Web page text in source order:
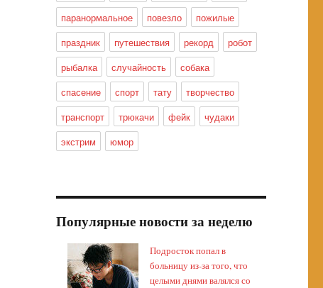
паранормальное
повезло
пожилые
праздник
путешествия рекорд
робот
рыбалка
случайность
собака
спасение
спорт тату
творчество
транспорт
трюкачи фейк
чудаки
экстрим
юмор
Популярные новости за неделю
Подросток попал в
больницу из-за того, что
целыми днями валялся со